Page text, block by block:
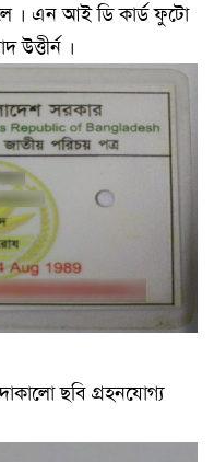
। এন আই ডি কার্ড ফুটো
।
ছবি গ্রহনযোগ্য